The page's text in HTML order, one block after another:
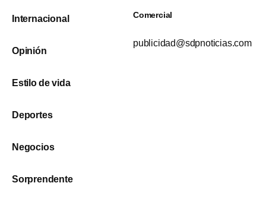
Internacional
Opinión
Estilo de vida
Deportes
Negocios
Sorprendente
Comercial
publicidad@sdpnoticias.com